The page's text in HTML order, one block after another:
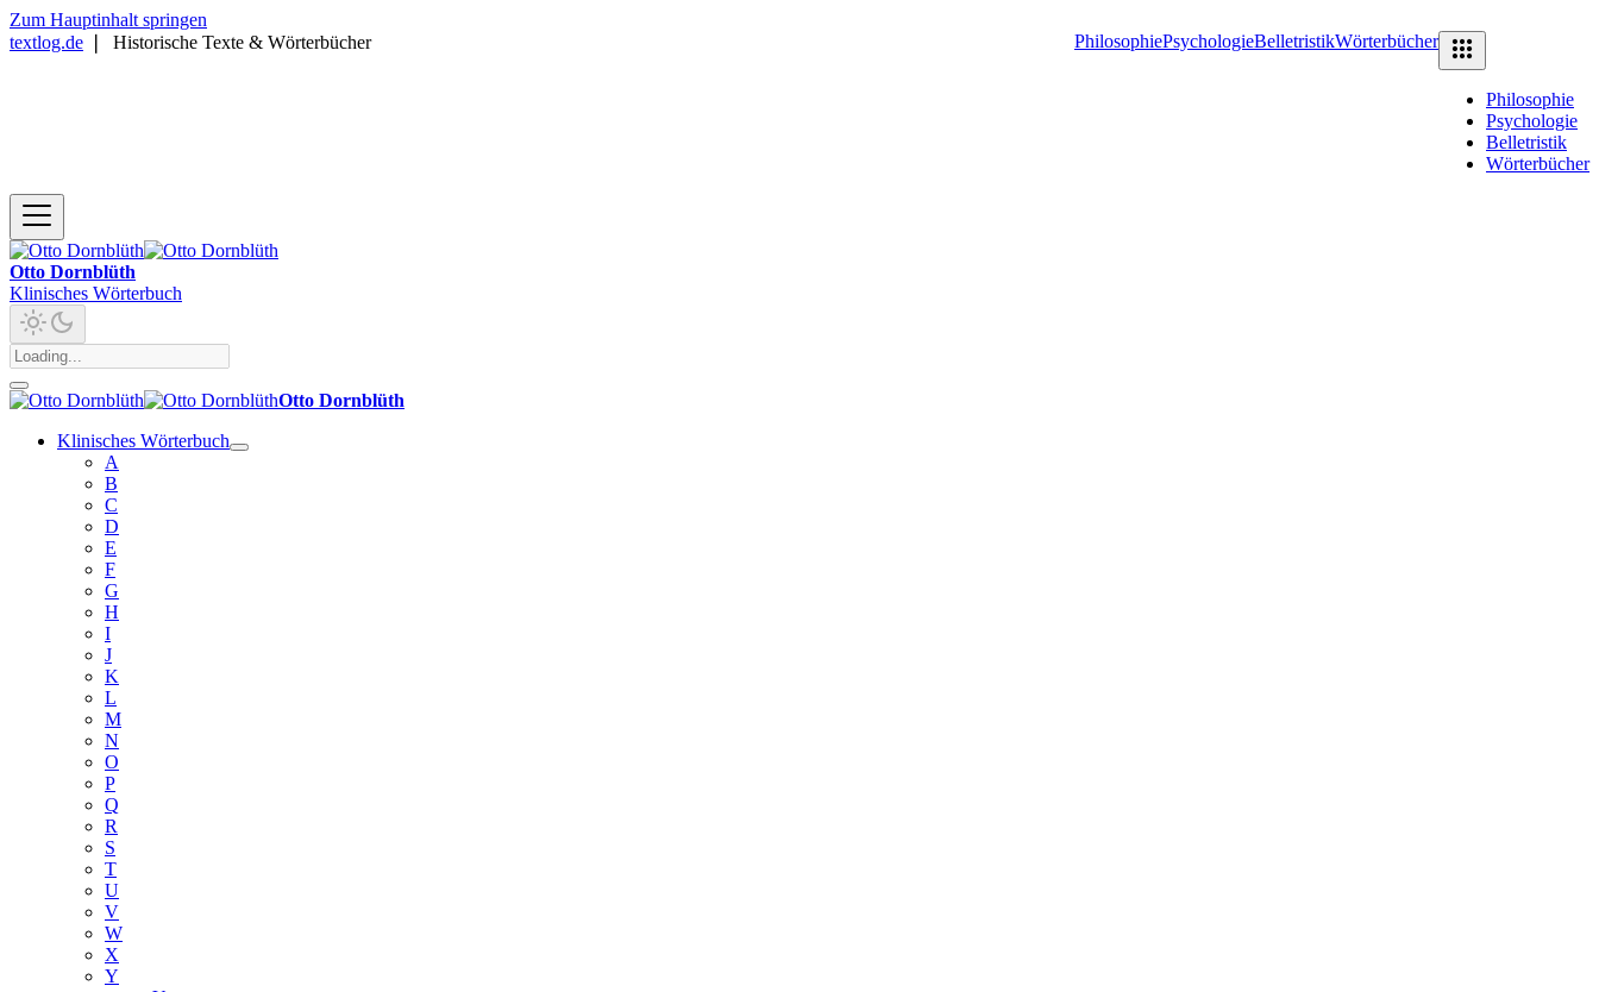
Zum Hauptinhalt springen
textlog.de
Historische Texte & Wörterbücher PhilosophiePsychologieBelletristikWörterbücher
Philosophie
Psychologie
Belletristik
Wörterbücher
Otto Dornblüth
Klinisches Wörterbuch
Otto Dornblüth
Klinisches Wörterbuch
A
B
C
D
E
F
G
H
I
J
K
L
M
N
O
P
Q
R
S
T
U
V
W
X
Y